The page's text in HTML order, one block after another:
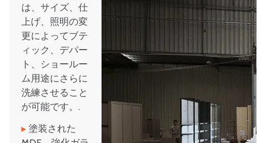
は、サイズ、仕
上げ、照明の変
更によってブテ
ィック、デパー
ト、ショールー
ム用途にさらに
洗練させること
が可能です。.
▸ 塗装された